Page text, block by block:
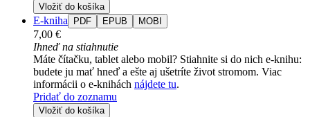
Vložiť do košíka
E-kniha PDF EPUB MOBI
7,00 €
Ihneď na stiahnutie
Máte čítačku, tablet alebo mobil? Stiahnite si do nich e-knihu:
budete ju mať hneď a ešte aj ušetríte život stromom. Viac
informácii o e-knihách nájdete tu.
Pridať do zoznamu
Vložiť do košíka